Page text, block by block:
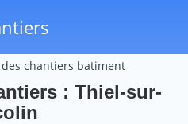
chantiers batiment
: Thiel-sur-